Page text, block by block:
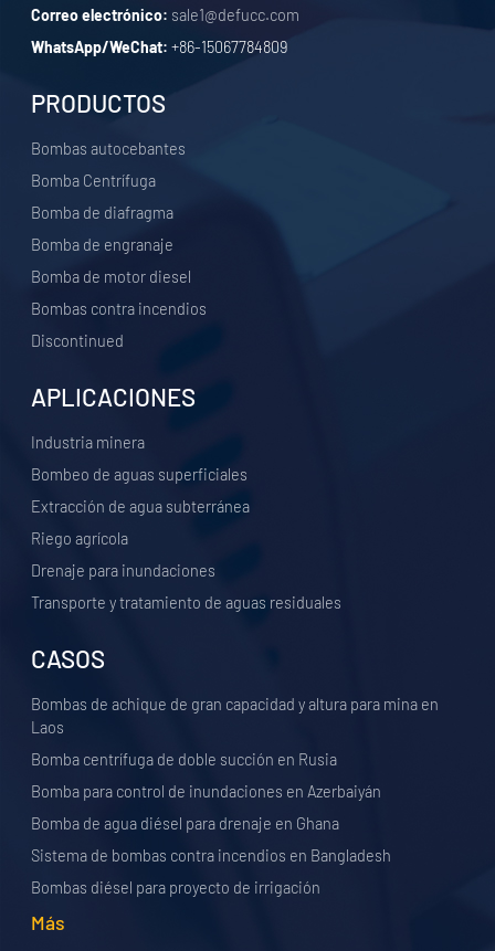
Correo electrónico: sale1@defucc.com
WhatsApp/WeChat: +86-15067784809
PRODUCTOS
Bombas autocebantes
Bomba Centrífuga
Bomba de diafragma
Bomba de engranaje
Bomba de motor diesel
Bombas contra incendios
Discontinued
APLICACIONES
Industria minera
Bombeo de aguas superficiales
Extracción de agua subterránea
Riego agrícola
Drenaje para inundaciones
Transporte y tratamiento de aguas residuales
CASOS
Bombas de achique de gran capacidad y altura para mina en
Laos
Bomba centrífuga de doble succión en Rusia
Bomba para control de inundaciones en Azerbaiyán
Bomba de agua diésel para drenaje en Ghana
Sistema de bombas contra incendios en Bangladesh
Bombas diésel para proyecto de irrigación
Más